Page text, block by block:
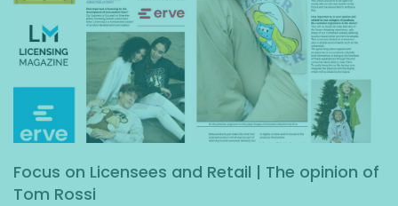
Focus on Licensees and Retail | The opinion of
Tom Rossi